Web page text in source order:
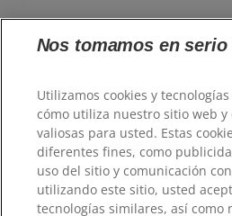
Nos tomamos en
Utilizamos cookies y
cómo utiliza nuestro sitio web y
valiosas para usted. Estas
diferentes fines, como
uso del sitio y comunicación
utilizando este sitio, usted
tecnologías similares, así como